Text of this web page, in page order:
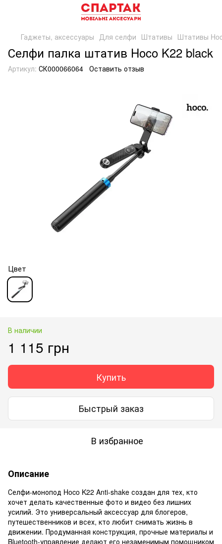
Гаджеты, аксессуары Для селфи Штативы Штативы
Селфи палка штатив Hoco K22 black
Артикул: СК000066064 Оставить отзыв
Цвет
В наличии
1 115 грн
Купить
Быстрый заказ
В избранное
Описание
Селфи-монопод Hoco K22 Anti-shake создан для тех, кто
хочет делать качественные фото и видео без лишних
усилий. Это универсальный аксессуар для блогеров,
путешественников и всех, кто любит снимать жизнь в
движении. Продуманная конструкция, прочные материалы и
Bluetooth-управление делают его незаменимым помощником